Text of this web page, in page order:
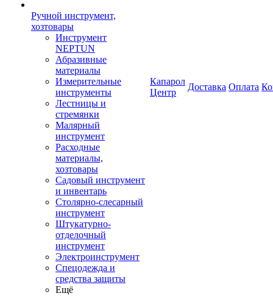
Ручной инструмент,
хозтовары
Инструмент
NEPTUN
Абразивные
материалы
Измерительные
инструменты
Лестницы и
стремянки
Малярный
инструмент
Расходные
материалы,
хозтовары
Садовый инструмент
и инвентарь
Столярно-слесарный
инструмент
Штукатурно-
отделочный
инструмент
Электроинструмент
Спецодежда и
средства защиты
Ещё
Капарол
Центр
Доставка Оплата